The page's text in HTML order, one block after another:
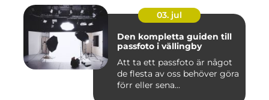
03. jul
Den kompletta guiden till
passfoto i vällingby
Att ta ett passfoto är något
de flesta av oss behöver göra
förr eller sena...